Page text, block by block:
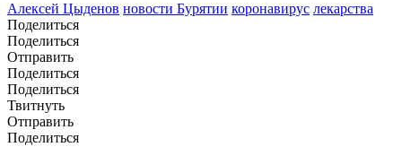
Алексей Цыденов новости Бурятии коронавирус лекарства
Поделиться
Поделиться
Отправить
Поделиться
Поделиться
Твитнуть
Отправить
Поделиться